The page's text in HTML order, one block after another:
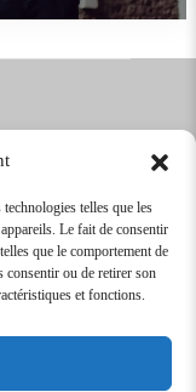
telles que les
Le fait de consentir
que le comportement de
consentir ou de retirer son
et fonctions.
Infos
24H